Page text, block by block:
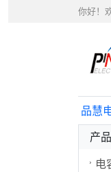
你好！
品慧
产
电